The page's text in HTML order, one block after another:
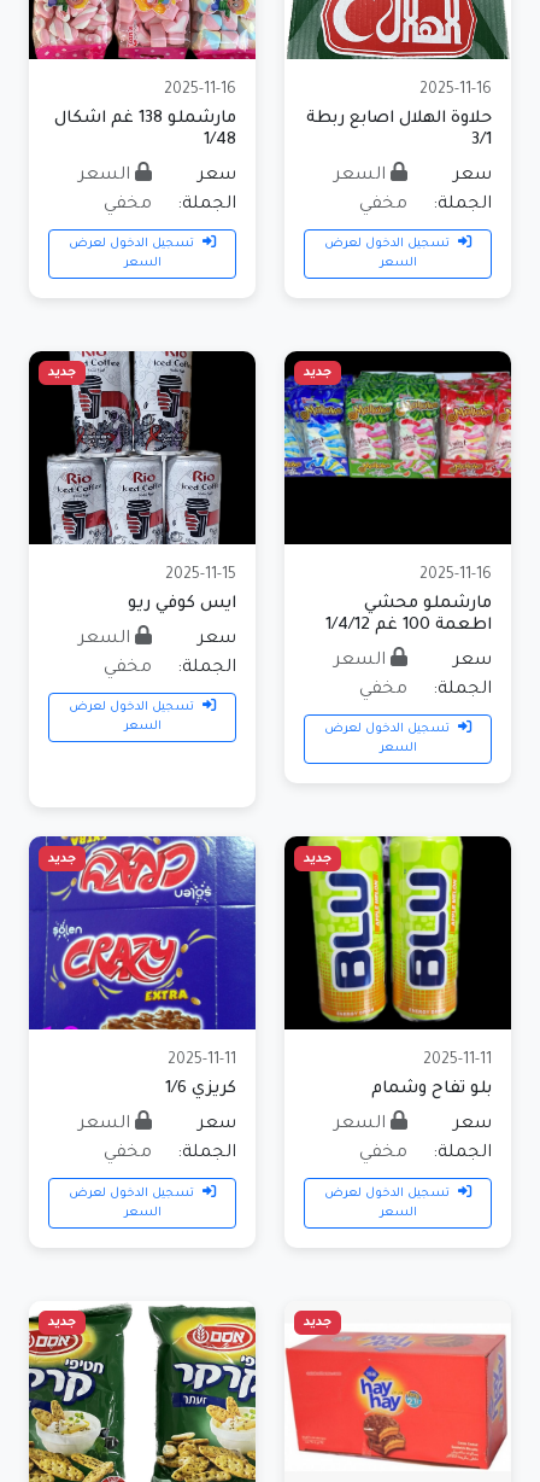
2025-11-16
حلاوة الهلال اصابع ربطة
3/1
سعر
الجملة:
السعر
مخفي
تسجيل الدخول لعرض
السعر
2025-11-16
مارشملو 138 غم اشكال
1/48
سعر
الجملة:
السعر
مخفي
تسجيل الدخول لعرض
السعر
جديد
2025-11-16
مارشملو محشي
اطعمة 100 غم 1/4/12
سعر
الجملة:
السعر
مخفي
تسجيل الدخول لعرض
السعر
جديد
2025-11-15
ايس كوفي ريو
سعر
الجملة:
السعر
مخفي
تسجيل الدخول لعرض
السعر
جديد
2025-11-11
بلو تفاح وشمام
سعر
الجملة:
السعر
مخفي
تسجيل الدخول لعرض
السعر
جديد
2025-11-11
كريزي 1/6
سعر
الجملة:
السعر
مخفي
تسجيل الدخول لعرض
السعر
جديد جديد